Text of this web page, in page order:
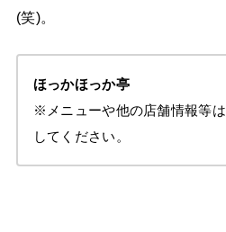
(笑)。
ほっかほっか亭
※メニューや他の店舗情報等は
してください。